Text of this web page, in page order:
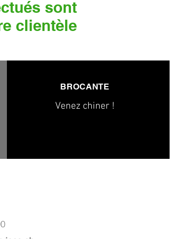
sont
clientèle
BROCANTE
Venez chiner !